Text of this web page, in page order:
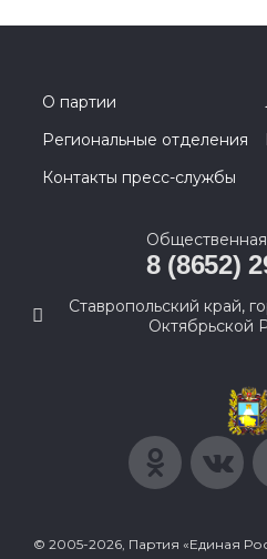
О партии
Региональные отделения
Контакты пресс-службы
8 (8652)
Ставропольский край,
Октябрьской
© 2005-2026, Партия «Единая